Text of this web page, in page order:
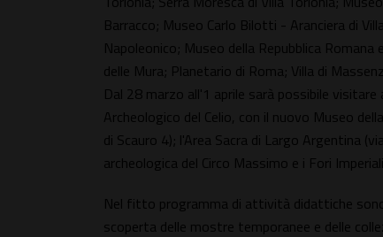
Barracco; Museo Carlo Bilotti - Aranciera di
Napoleonico; Museo della Repubblica
delle Mura; Planetario di Roma; Villa di
Dal 28 marzo all'1 aprile sarà possibile
Archeologico del Celio, con il nuovo Museo
di Scauro 4); l'Area Sacra di Largo Argentina
archeologica del Circo Massimo e i Fori
Nel fitto programma di attività didattiche
scoperta delle mostre temporanee e delle